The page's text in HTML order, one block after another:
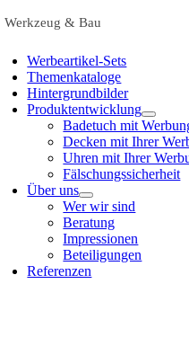
Werkzeug & Bau
Werbeartikel-Sets
Themenkataloge
Hintergrundbilder
Produktentwicklung
Badetuch mit
Decken mit Ihrer
Uhren mit Ihrer
Fälschungssicherheit
Über uns
Wer wir sind
Beratung
Impressionen
Beteiligungen
Referenzen